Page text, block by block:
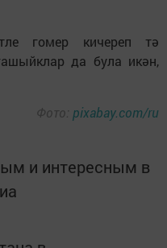
гомер кичереп тә
да була икән,
Фото: pixabay.com/ru
и интересным в